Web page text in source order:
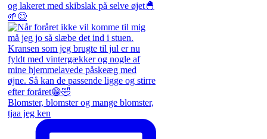
Blomster, blomster og mange blomster,
tjaa jeg ken